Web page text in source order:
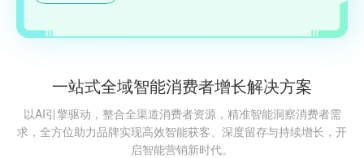
一站式全域智能消费者增长解决方案
以AI引擎驱动，整合全渠道消费者资源，精准智能洞察消费者需
求，全方位助力品牌实现高效智能获客、深度留存与持续增长，开
启智能营销新时代。